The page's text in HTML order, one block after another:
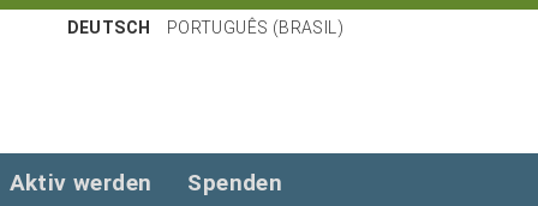
DEUTSCH PORTUGUÊS (BRASIL)
Aktiv werden Spenden